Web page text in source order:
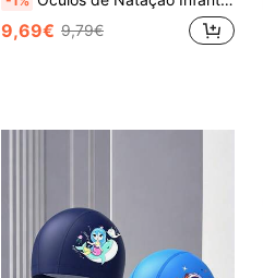
9,69€ 9,79€